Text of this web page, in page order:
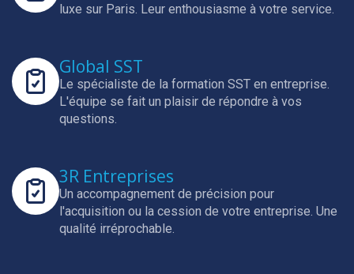
luxe sur Paris. Leur enthousiasme à votre service.
Global SST
Le spécialiste de la formation SST en entreprise.
L'équipe se fait un plaisir de répondre à vos
questions.
3R Entreprises
Un accompagnement de précision pour
l'acquisition ou la cession de votre entreprise. Une
qualité irréprochable.